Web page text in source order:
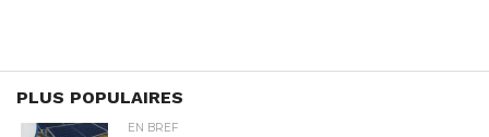
PLUS POPULAIRES
EN BREF